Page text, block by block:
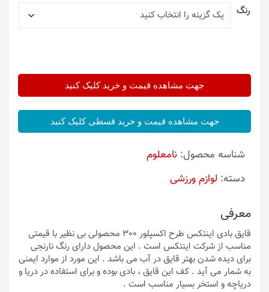
رنگ
جهت مشاهده قیمت و خرید کلیک کنید
جهت مشاهده قیمت و خرید قسطی کلیک کنید
شناسه محصول: نامعلوم
دسته: لوازم ورزشی
معرفی
قایق بادی اینتکس طرح اکسپلور 300 محصولی بی نظیر با قیمتی
مناسب از شرکت اینتکس است . این محصول دارای رنگ نارنجی
برای دیده شدن بهتر قایق در آب می باشد . این مورد از موارد ایمنی
به شمار می آید . کف این قایق ، بادی بوده و برای استفاده در دریا و
دریاچه و استخر بسیار مناسب است .